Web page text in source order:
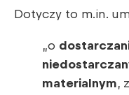
Dotyczy to m.in.
„o
materialnym,